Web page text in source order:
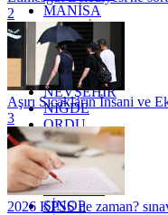
MANİSA
MARDİN
MERSİN
MUĞLA
MUŞ
NEVŞEHİR
NİĞDE
ORDU
OSMANİYE
RİZE
SAKARYA
SAMSUN
SİNOP
2
Aşırı Sıcakların İnsani ve
3
2026 KPSS ne zaman?